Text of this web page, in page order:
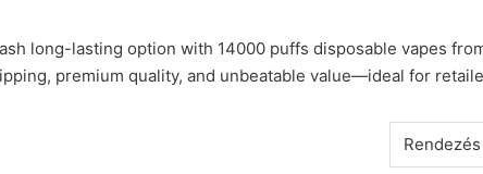
long-lasting option with 14000 puffs disposable vapes
premium quality, and unbeatable value—ideal for